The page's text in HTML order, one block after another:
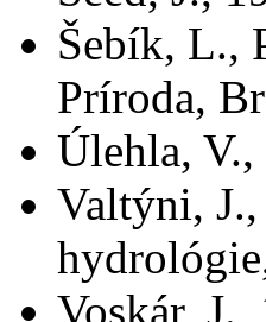
Šebík, L.,
Príroda,
Úlehla, V.,
Valtýni,
Voskár,